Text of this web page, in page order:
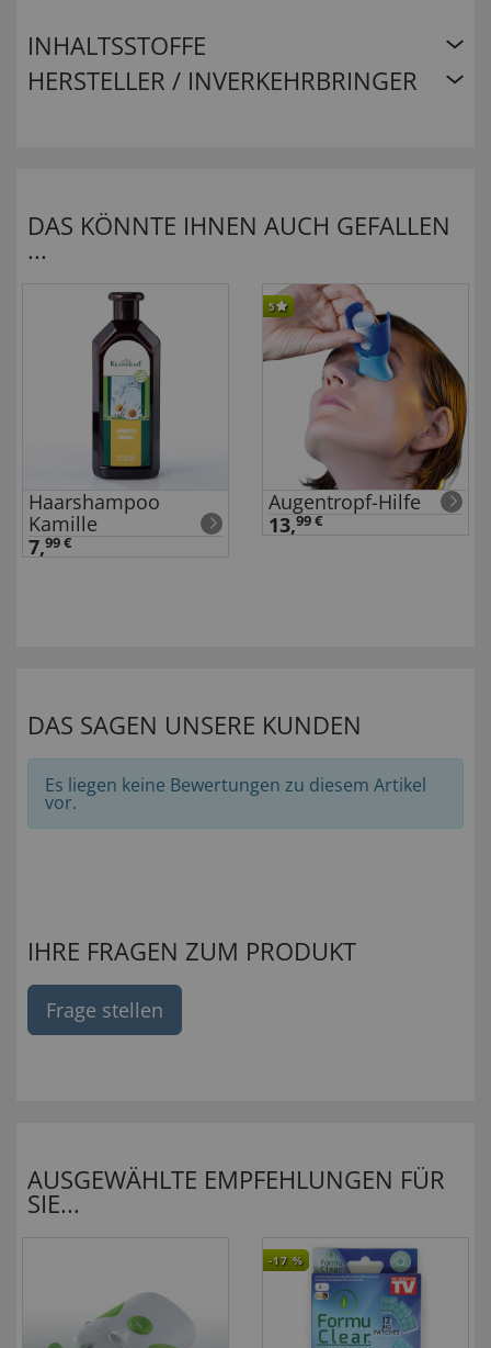
INHALTSSTOFFE
HERSTELLER / INVERKEHRBRINGER
DAS KÖNNTE IHNEN AUCH GEFALLEN
...
Haarshampoo
Kamille
7,99 €
5
Augentropf-Hilfe
13,99 €
DAS SAGEN UNSERE KUNDEN
Es liegen keine Bewertungen zu diesem Artikel
vor.
IHRE FRAGEN ZUM PRODUKT
Frage stellen
AUSGEWÄHLTE EMPFEHLUNGEN FÜR
SIE...
-17 %